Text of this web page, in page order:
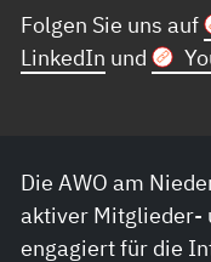
Folgen Sie uns auf
LinkedIn und
Die AWO am
aktiver Mitglieder-
engagiert für die